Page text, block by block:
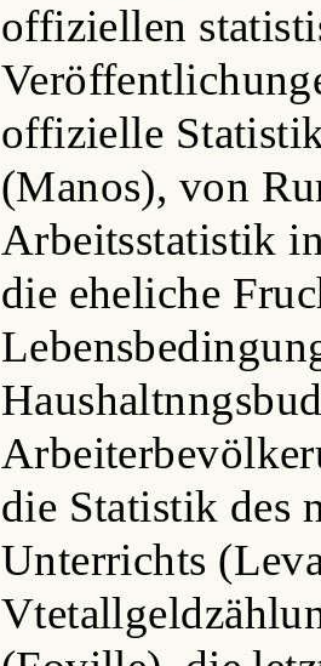
offiziellen
offizielle
(Manos), von
Arbeitsstatistik
die eheliche
die Statistik des
Unterrichts